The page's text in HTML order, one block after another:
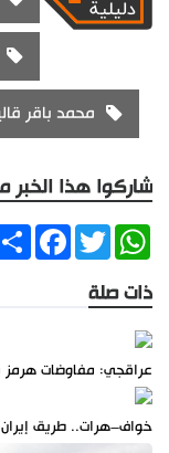
محمد باقر
شاركوا هذا الخبر
FacebookTwitter
WhatsApp
ذات صلة
عراقجي: مفاوضات هرمز
خواف–هرات.. طريق إيران